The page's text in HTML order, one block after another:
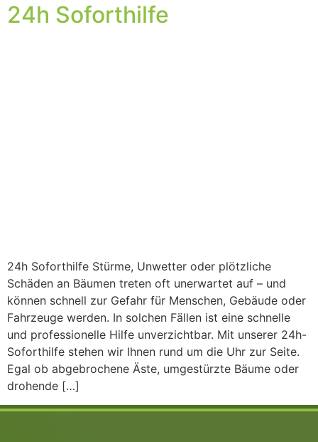
24h Soforthilfe
24h Soforthilfe Stürme, Unwetter oder plötzliche
Schäden an Bäumen treten oft unerwartet auf – und
können schnell zur Gefahr für Menschen, Gebäude oder
Fahrzeuge werden. In solchen Fällen ist eine schnelle
und professionelle Hilfe unverzichtbar. Mit unserer 24h-
Soforthilfe stehen wir Ihnen rund um die Uhr zur Seite.
Egal ob abgebrochene Äste, umgestürzte Bäume oder
drohende […]